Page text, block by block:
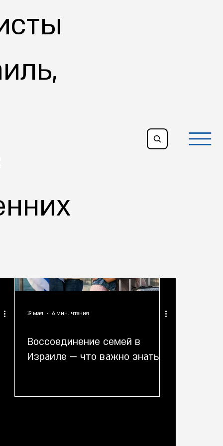
19 мая 6 мин. чтения
Воссоединение семей в
Израиле — что важно знать.